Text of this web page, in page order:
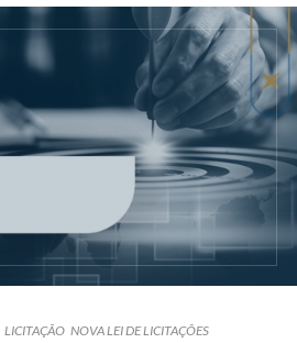
LICITAÇÃO NOVA LEI DE LICITAÇÕES